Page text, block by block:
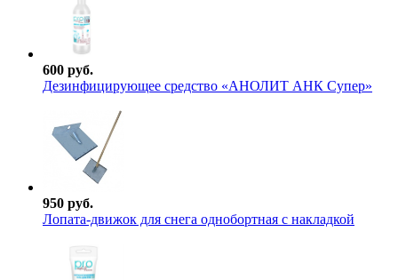
600 руб.
Дезинфицирующее средство «АНОЛИТ АНК Супер»
950 руб.
Лопата-движок для снега однобортная с накладкой